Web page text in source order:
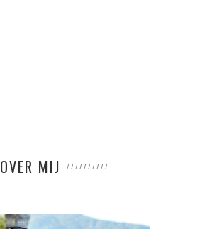
OVER MIJ